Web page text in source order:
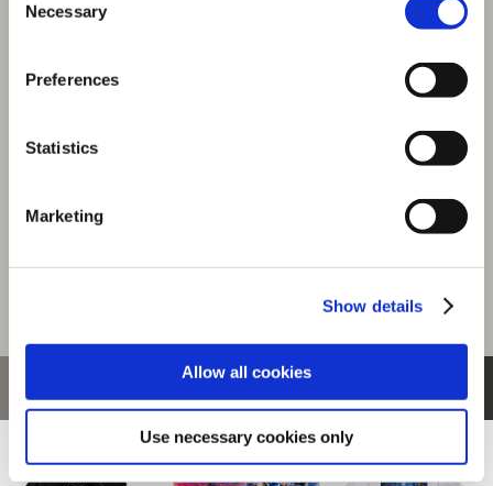
Selection
Necessary
Preferences
Statistics
Marketing
Show details
Allow all cookies
Use necessary cookies only
Mサイズ / パーカーグレー
商品を選びなおす
440ポイント付与